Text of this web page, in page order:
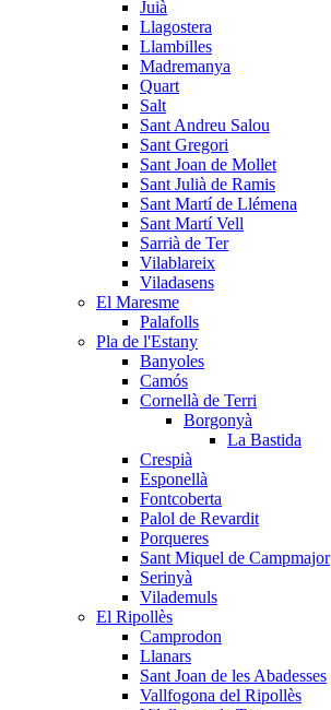
Juià
Llagostera
Llambilles
Madremanya
Quart
Salt
Sant Andreu Salou
Sant Gregori
Sant Joan de Mollet
Sant Julià de Ramis
Sant Martí de Llémena
Sant Martí Vell
Sarrià de Ter
Vilablareix
Viladasens
El Maresme
Palafolls
Pla de l'Estany
Banyoles
Camós
Cornellà de Terri
Borgonyà
La Bastida
Crespià
Esponellà
Fontcoberta
Palol de Revardit
Porqueres
Sant Miquel de Campmajor
Serinyà
Vilademuls
El Ripollès
Camprodon
Llanars
Sant Joan de les Abadesses
Vallfogona del Ripollès